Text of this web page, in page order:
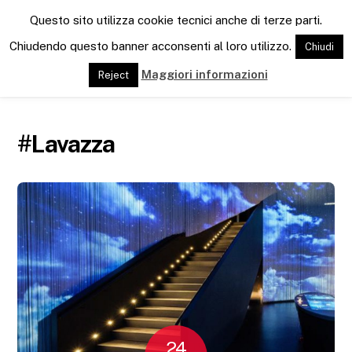
e
n
u
#Lavazza
24
Questo sito utilizza cookie tecnici anche di terze parti.
Chiudendo questo banner acconsenti al loro utilizzo.
Chiudi
Reject Maggiori informazioni